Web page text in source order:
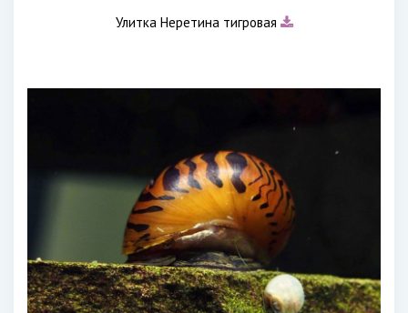
Улитка Неретина тигровая